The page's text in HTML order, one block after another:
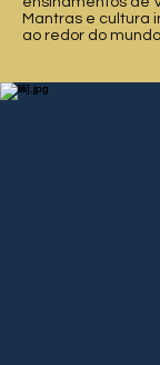
Mantras e cultura
ao redor do